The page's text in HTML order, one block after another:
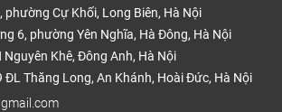
kế nội thất không thua kèm gì
khẩu từ Malaysia.
thuật sàn nhựa Rosa cao cấp
Rosa
phường Cự Khối, Long Biên, Hà Nội
6, phường Yên Nghĩa, Hà Đông, Hà Nội
Nguyên Khê, Đông Anh, Hà Nội
ĐL Thăng Long, An Khánh, Hoài Đức, Hà Nội